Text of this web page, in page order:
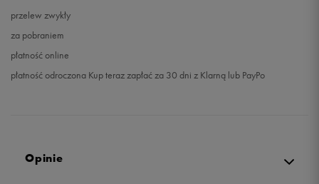
przelew zwykły
za pobraniem
płatność online
płatność odroczona Kup teraz zapłać za 30 dni z Klarną lub PayPo
Opinie